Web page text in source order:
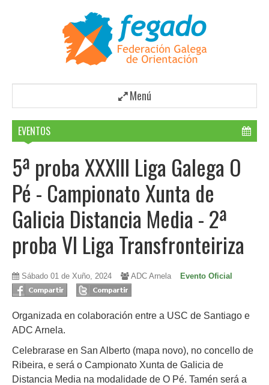
Menú
EVENTOS
5ª proba XXXIII Liga Galega O
Pé - Campionato Xunta de
Galicia Distancia Media - 2ª
proba VI Liga Transfronteiriza
Sábado 01 de Xuño, 2024 ADC Arnela Evento Oficial
Organizada en colaboración entre a USC de Santiago e
ADC Arnela.
Celebrarase en San Alberto (mapa novo), no concello de
Ribeira, e será o Campionato Xunta de Galicia de
Distancia Media na modalidade de O Pé. Tamén será a